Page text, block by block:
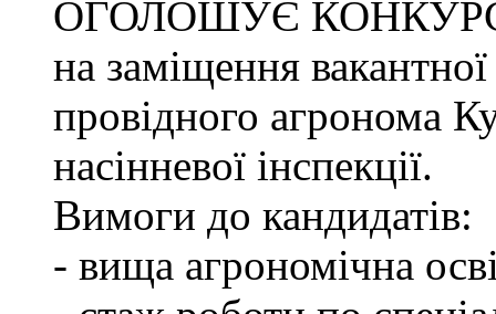
ОГОЛОШУЄ
на заміщення
провідного агронома
насінневої інспекції.
Вимоги до кандидатів:
- вища агрономічна